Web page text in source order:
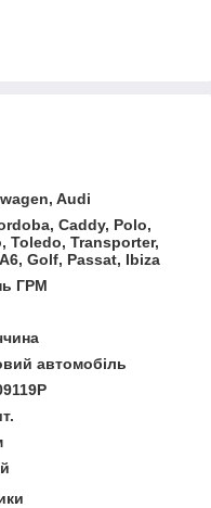
Audi
Caddy, Polo,
Toledo, Transporter,
Golf, Passat, Ibiza
ГРМ
автомобіль